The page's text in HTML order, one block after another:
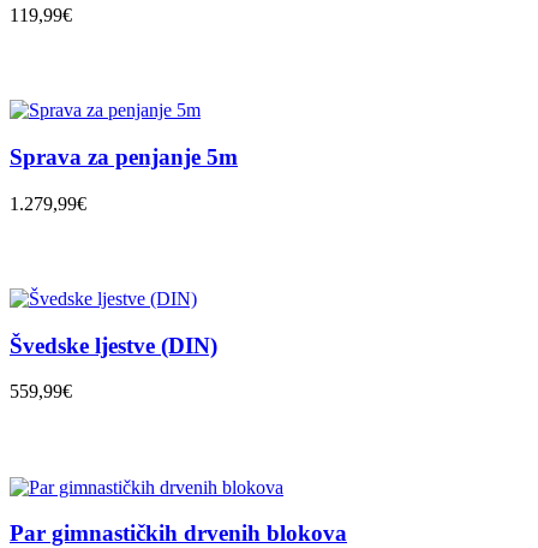
119,99€
Sprava za penjanje 5m
1.279,99€
Švedske ljestve (DIN)
559,99€
Par gimnastičkih drvenih blokova